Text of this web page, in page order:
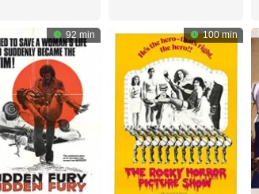
92 min 100 min